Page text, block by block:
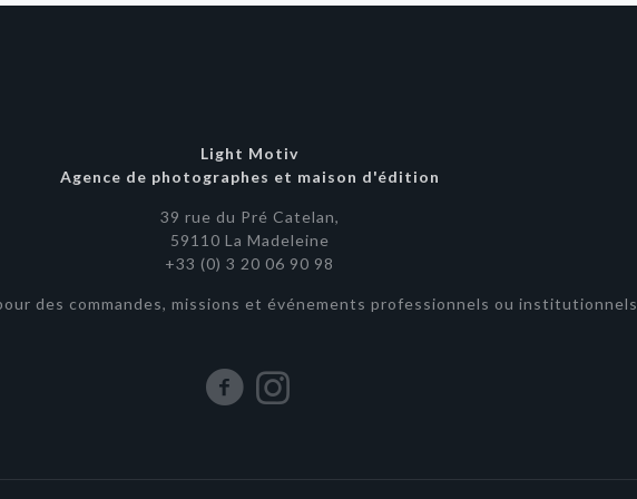
Light Motiv
Agence de photographes et maison d'édition
39 rue du Pré Catelan,
59110 La Madeleine
+33 (0) 3 20 06 90 98
des commandes, missions et événements professionnels ou institutionnels